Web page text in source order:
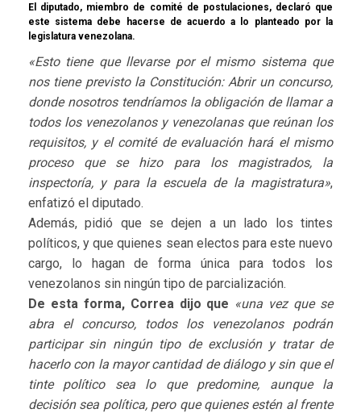
El diputado, miembro de comité de postulaciones, declaró que
este sistema debe hacerse de acuerdo a lo planteado por la
legislatura venezolana.
«Esto tiene que llevarse por el mismo sistema que
nos tiene previsto la Constitución: Abrir un concurso,
donde nosotros tendríamos la obligación de llamar a
todos los venezolanos y venezolanas que reúnan los
requisitos, y el comité de evaluación hará el mismo
proceso que se hizo para los magistrados, la
inspectoría, y para la escuela de la magistratura»,
enfatizó el diputado.
Además, pidió que se dejen a un lado los tintes
políticos, y que quienes sean electos para este nuevo
cargo, lo hagan de forma única para todos los
venezolanos sin ningún tipo de parcialización.
De esta forma, Correa dijo que «una vez que se
abra el concurso, todos los venezolanos podrán
participar sin ningún tipo de exclusión y tratar de
hacerlo con la mayor cantidad de diálogo y sin que el
tinte político sea lo que predomine, aunque la
decisión sea política, pero que quienes estén al frente